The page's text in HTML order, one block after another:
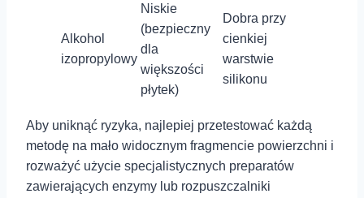
Alkohol
izopropylowy
Niskie
(bezpieczny‌
dla
większości
płytek)
Dobra przy
cienkiej
warstwie
silikonu
Aby‍ uniknąć ​ryzyka, najlepiej przetestować każdą
metodę na mało widocznym fragmencie powierzchni ‌i
⁣rozważyć użycie specjalistycznych preparatów
zawierających​ enzymy ‌lub ‌rozpuszczalniki​